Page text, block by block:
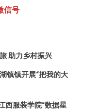
信号
助力乡村振兴
镇镇开展“把我的大
西服装学院“数据星